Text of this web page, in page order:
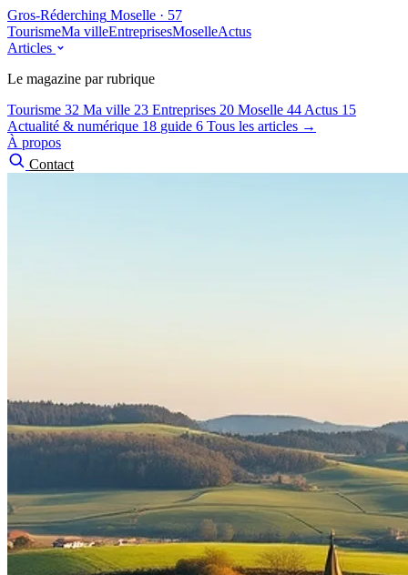
Gros-Réderching Moselle · 57
TourismeMa villeEntreprisesMoselleActus
Articles
Le magazine par rubrique
Tourisme 32 Ma ville 23 Entreprises 20 Moselle 44 Actus 15
Actualité & numérique 18 guide 6 Tous les articles →
À propos
Contact